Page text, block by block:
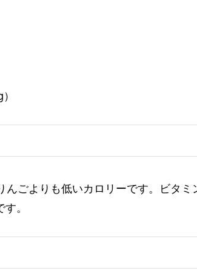
ごよりも低いカロリーです。ビタミ
。